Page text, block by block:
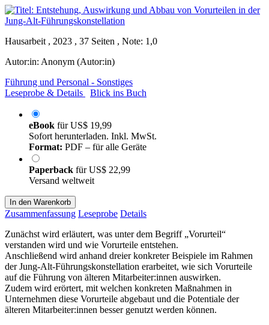
Hausarbeit , 2023 , 37 Seiten , Note: 1,0
Autor:in: Anonym (Autor:in)
Führung und Personal - Sonstiges
Leseprobe & Details
Blick ins Buch
eBook fürUS$ 19,99
Sofort herunterladen. Inkl. MwSt.
Format: PDF – für alle Geräte
Paperback fürUS$ 22,99
Versand weltweit
In den Warenkorb
Zusammenfassung Leseprobe Details
Zunächst wird erläutert, was unter dem Begriff „Vorurteil“
verstanden wird und wie Vorurteile entstehen.
Anschließend wird anhand dreier konkreter Beispiele im Rahmen
der Jung-Alt-Führungskonstellation erarbeitet, wie sich Vorurteile
auf die Führung von älteren Mitarbeiter:innen auswirken.
Zudem wird erörtert, mit welchen konkreten Maßnahmen in
Unternehmen diese Vorurteile abgebaut und die Potentiale der
älteren Mitarbeiter:innen besser genutzt werden können.